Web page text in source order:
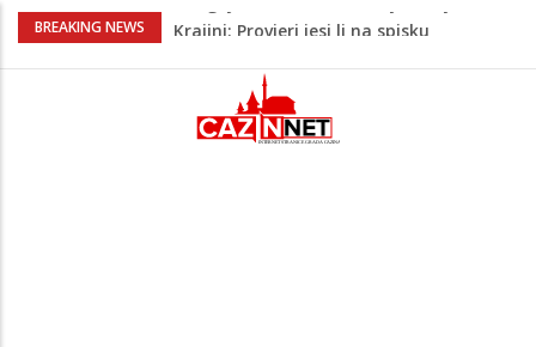
BREAKING NEWS
U Americi na Ahiret preselio Fikret
Ušao u dvorište i nasrnuo na 30-
godišnjakinju: Suprug ga savladao i
zadržao do dolaska policije